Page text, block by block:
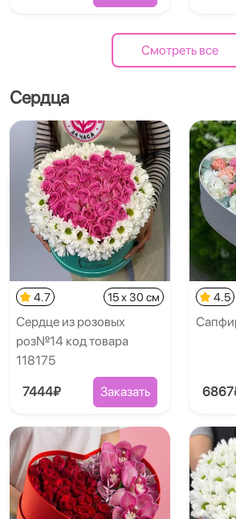
Смотреть все
Сердца
4.7 15 x 30 см
Сердце из розовых
роз№14 код товара
118175
7444₽ Заказать
4.5